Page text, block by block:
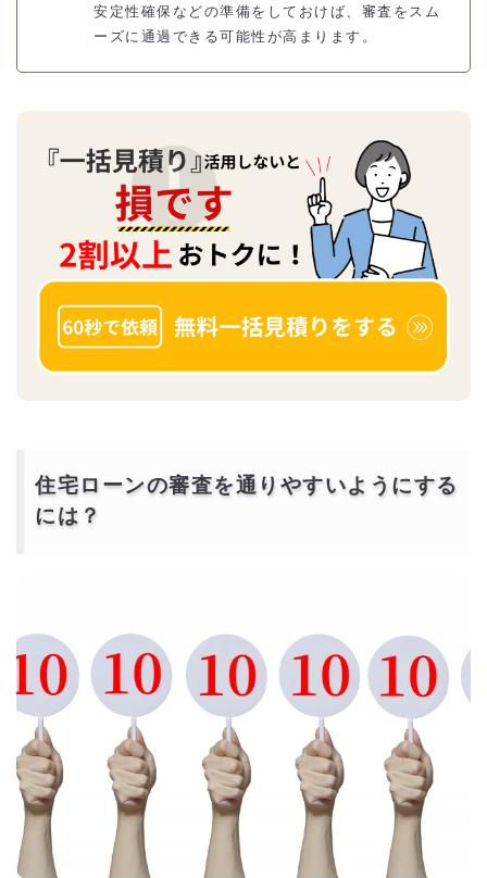
安定性確保などの準備をしておけば、審査をスム
ーズに通過できる可能性が高まります。
住宅ローンの審査を通りやすいようにする
には？